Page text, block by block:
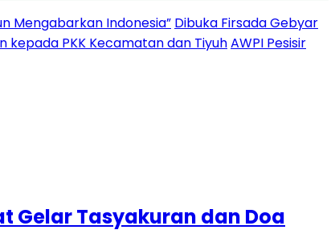
Mengabarkan Indonesia” Dibuka Firsada Gebyar
kepada PKK Kecamatan dan TiyuhAWPI Pesisir
Gelar Tasyakuran dan Doa